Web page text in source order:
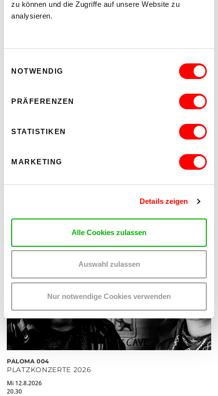
zu können und die Zugriffe auf unsere Website zu
analysieren.
NOTWENDIG
PRÄFERENZEN
STATISTIKEN
MARKETING
Details zeigen
Alle Cookies zulassen
Auswahl zulassen
Nur notwendige Cookies verwenden
Di 11.8.2026
Hof
MEHR LESEN
PALOMA 004
PLATZKONZERTE 2026
Mi 12.8.2026
20.30